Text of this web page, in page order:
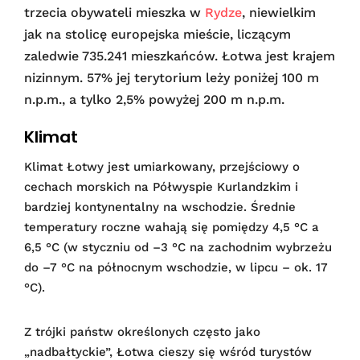
trzecia obywateli mieszka w Rydze, niewielkim
jak na stolicę europejska mieście, liczącym
zaledwie 735.241 mieszkańców. Łotwa jest krajem
nizinnym. 57% jej terytorium leży poniżej 100 m
n.p.m., a tylko 2,5% powyżej 200 m n.p.m.
Klimat
Klimat Łotwy jest umiarkowany, przejściowy o
cechach morskich na Półwyspie Kurlandzkim i
bardziej kontynentalny na wschodzie. Średnie
temperatury roczne wahają się pomiędzy 4,5 °C a
6,5 °C (w styczniu od –3 °C na zachodnim wybrzeżu
do –7 °C na północnym wschodzie, w lipcu – ok. 17
°C).
Z trójki państw określonych często jako
„nadbałtyckie”, Łotwa cieszy się wśród turystów